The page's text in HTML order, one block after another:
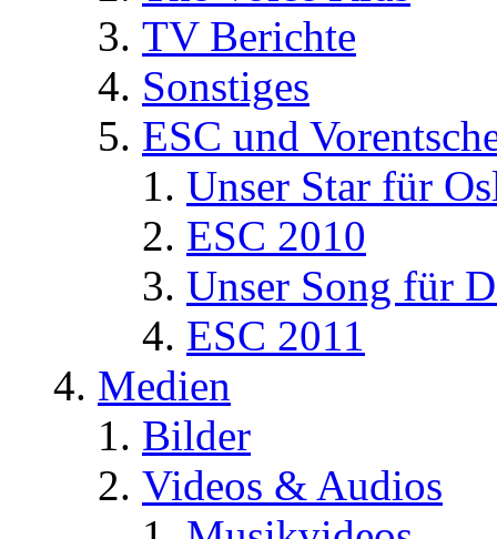
TV Berichte
Sonstiges
ESC und
Unser Star für
ESC 2010
Unser Song für
ESC 2011
Medien
Bilder
Videos & Audios